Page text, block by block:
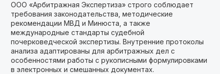
ООО «Арбитражная Экспертиза» строго соблюдает
требования законодательства, методические
рекомендации МВД и Минюста, а также
международные стандарты судебной
почерковедческой экспертизы. Внутренние протоколы
анализа адаптированы для арбитражных дел с
особенностями работы с рукописными формулировками
в электронных и смешанных документах.